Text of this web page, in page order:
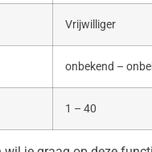
Vrijwilliger
onbekend –
1 – 40